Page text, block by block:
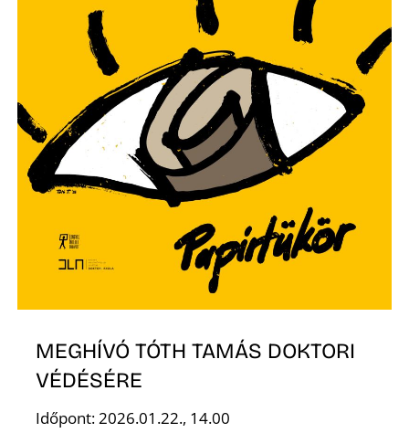
MEGHÍVÓ TÓTH TAMÁS DOKTORI
VÉDÉSÉRE
Időpont: 2026.01.22., 14.00